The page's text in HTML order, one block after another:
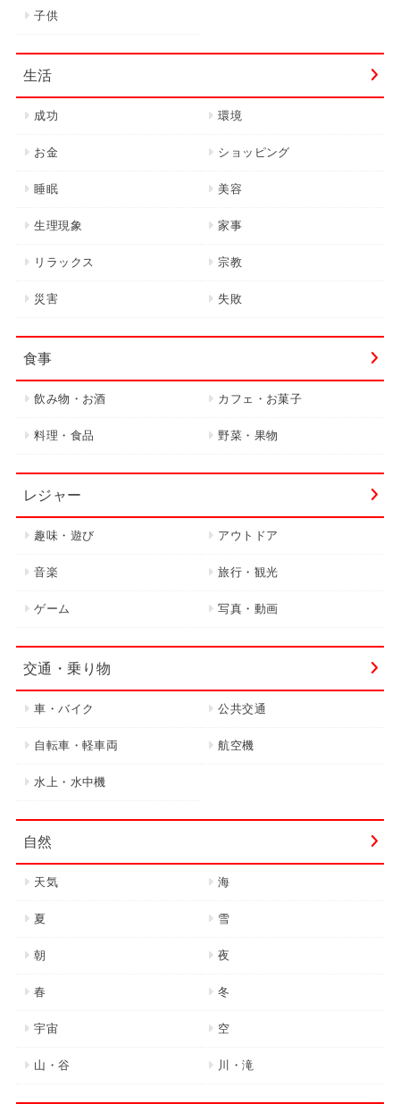
子供
生活
成功 環境
お金 ショッピング
睡眠 美容
生理現象 家事
リラックス 宗教
災害 失敗
食事
飲み物・お酒 カフェ・お菓子
料理・食品 野菜・果物
レジャー
趣味・遊び アウトドア
音楽 旅行・観光
ゲーム 写真・動画
交通・乗り物
車・バイク 公共交通
自転車・軽車両 航空機
水上・水中機
自然
天気 海
夏 雪
朝 夜
春 冬
宇宙 空
山・谷 川・滝